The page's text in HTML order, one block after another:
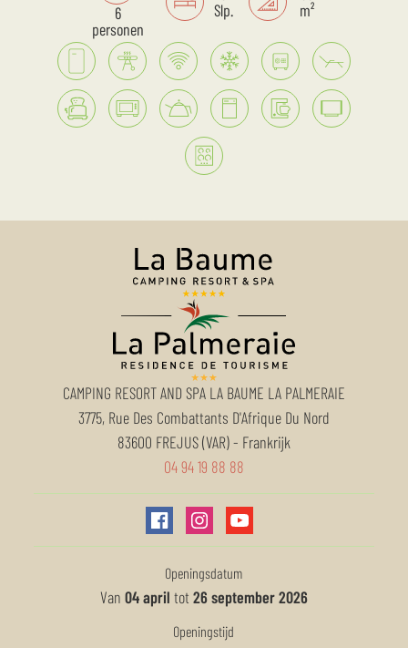
6
personen
Slp.
m²
CAMPING RESORT AND SPA LA BAUME LA PALMERAIE
3775, Rue Des Combattants D'Afrique Du Nord
83600 FREJUS (VAR)- Frankrijk
04 94 19 88 88
Openingsdatum
Van 04 april tot 26 september 2026
Openingstijd